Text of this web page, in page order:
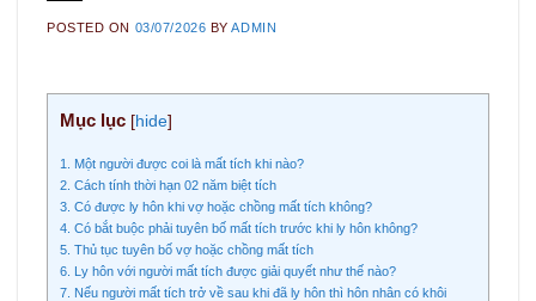
POSTED ON 03/07/2026 BYADMIN
Mục lục [hide]
1. Một người được coi là mất tích khi nào?
2. Cách tính thời hạn 02 năm biệt tích
3. Có được ly hôn khi vợ hoặc chồng mất tích không?
4. Có bắt buộc phải tuyên bố mất tích trước khi ly hôn không?
5. Thủ tục tuyên bố vợ hoặc chồng mất tích
6. Ly hôn với người mất tích được giải quyết như thế nào?
7. Nếu người mất tích trở về sau khi đã ly hôn thì hôn nhân có khôi